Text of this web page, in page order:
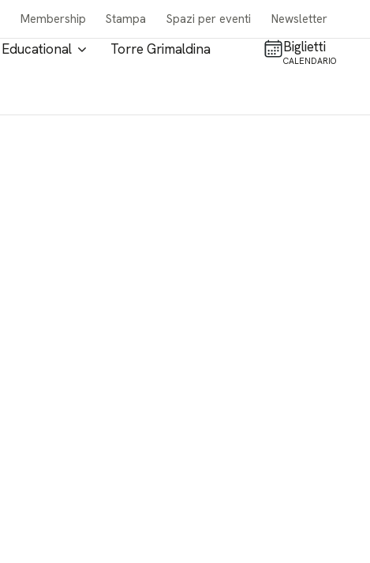
Membership Stampa Spazi per eventi Newsletter
Educational Torre Grimaldina Biglietti
CALENDARIO